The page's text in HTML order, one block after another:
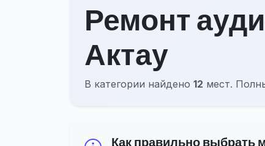
Ремонт
Актау
В категории найдено 12 мест.
Как правильно выбрать